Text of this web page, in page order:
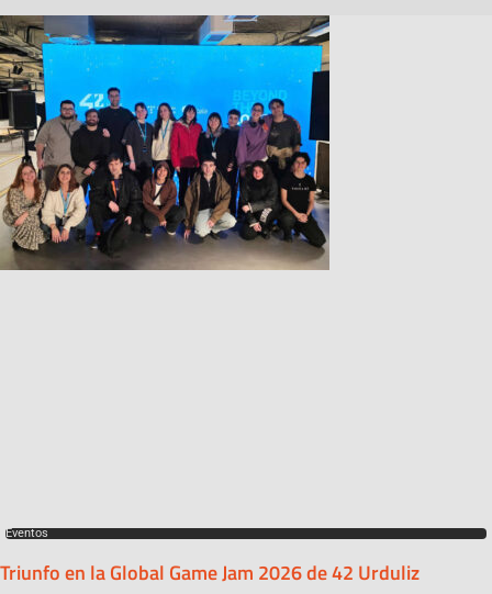
Eventos
Triunfo en la Global Game Jam 2026 de 42 Urduliz